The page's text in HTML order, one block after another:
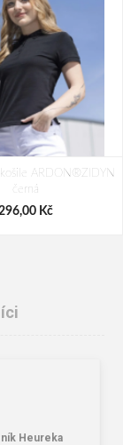
ARDON®ZIDYN
černá
Kč
Heureka